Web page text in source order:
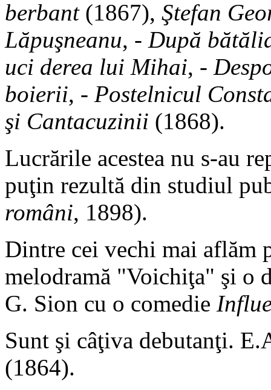
berbant(1867), Ştefan
Lăpuşneanu, - După
uci derea lui Mihai, -
boierii, - Postelnicul
şi Cantacuzinii (1868).
Lucrările acestea nu s-au
puţin rezultă din studiul
români, 1898).
Dintre cei vechi mai aflăm
melodramă "Voichiţa" şi o
G. Sion cu o comedie
Sunt şi câţiva debutanţi.
(1864).